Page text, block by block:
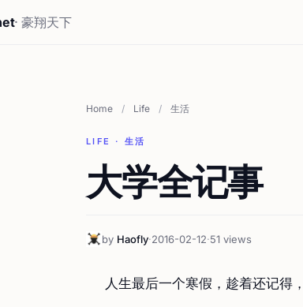
· 豪翔天下
Home / Life / 生活
LIFE · 生活
大学全记事
by Haofly·2016-02-12·51 views
人生最后一个寒假，趁着还记得